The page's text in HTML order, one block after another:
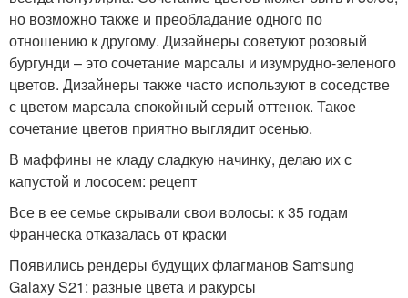
но возможно также и преобладание одного по
отношению к другому. Дизайнеры советуют розовый
бургунди – это сочетание марсалы и изумрудно-зеленого
цветов. Дизайнеры также часто используют в соседстве
с цветом марсала спокойный серый оттенок. Такое
сочетание цветов приятно выглядит осенью.
В маффины не кладу сладкую начинку, делаю их с
капустой и лососем: рецепт
Все в ее семье скрывали свои волосы: к 35 годам
Франческа отказалась от краски
Появились рендеры будущих флагманов Samsung
Galaxy S21: разные цвета и ракурсы